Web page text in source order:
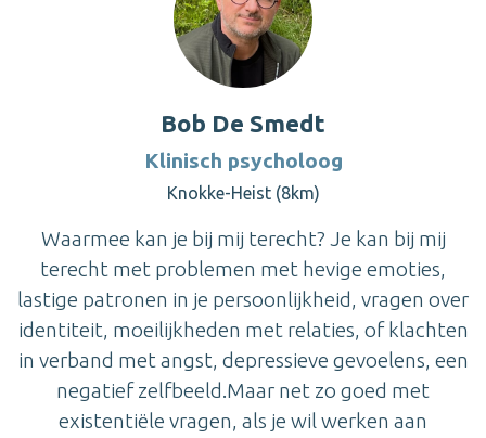
Bob De Smedt
Klinisch psycholoog
Knokke-Heist (8km)
Waarmee kan je bij mij terecht? Je kan bij mij
terecht met problemen met hevige emoties,
lastige patronen in je persoonlijkheid, vragen over
identiteit, moeilijkheden met relaties, of klachten
in verband met angst, depressieve gevoelens, een
negatief zelfbeeld.Maar net zo goed met
existentiële vragen, als je wil werken aan